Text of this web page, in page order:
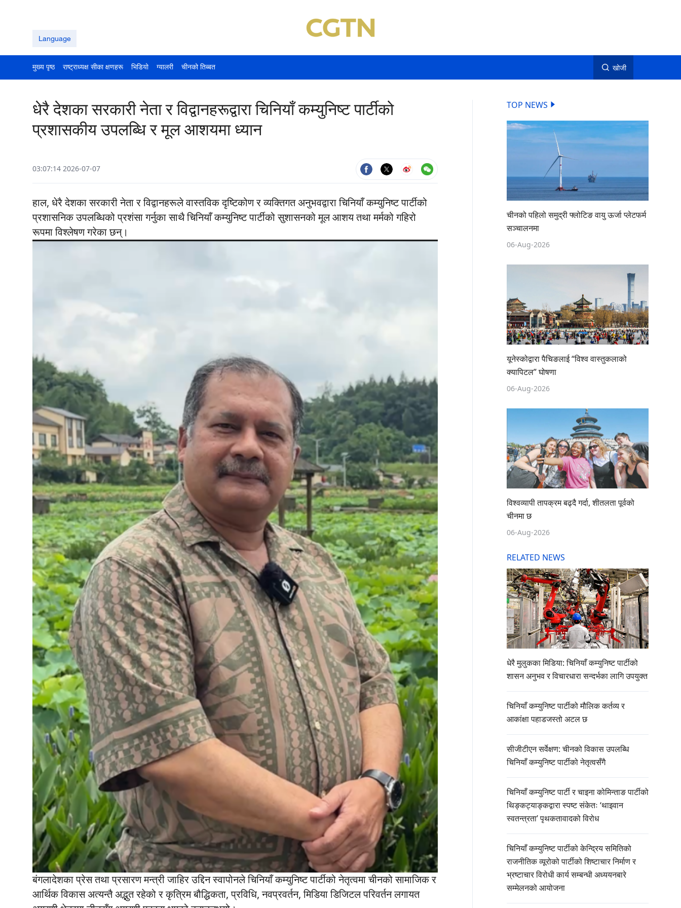
Language
मुख्य पृष्ठ राष्ट्राध्यक्ष सीका क्षणहरू भिडियो ग्यालरी चीनको तिब्बत खोजी
धेरै देशका सरकारी नेता र विद्वानहरूद्वारा चिनियाँ कम्युनिष्ट पार्टीको
प्रशासकीय उपलब्धि र मूल आशयमा ध्यान
03:07:14 2026-07-07
हाल, धेरै देशका सरकारी नेता र विद्वानहरूले वास्तविक दृष्टिकोण र व्यक्तिगत अनुभवद्वारा चिनियाँ कम्युनिष्ट पार्टीको
प्रशासनिक उपलब्धिको प्रशंसा गर्नुका साथै चिनियाँ कम्युनिष्ट पार्टीको सुशासनको मूल आशय तथा मर्मको गहिरो
रूपमा विश्लेषण गरेका छन्।
बंगलादेशका प्रेस तथा प्रसारण मन्त्री जाहिर उद्दिन स्वापोनले चिनियाँ कम्युनिष्ट पार्टीको नेतृत्वमा चीनको सामाजिक र
आर्थिक विकास अत्यन्तै अद्भुत रहेको र कृत्रिम बौद्धिकता, प्रविधि, नवप्रवर्तन, मिडिया डिजिटल परिवर्तन लगायत
TOP NEWS
चीनको पहिलो समुद्री फ्लोटिङ वायु ऊर्जा प्लेटफर्म
सञ्चालनमा
06-Aug-2026
यूनेस्कोद्वारा पैचिङलाई “विश्व वास्तुकलाको
क्यापिटल” घोषणा
06-Aug-2026
विश्वव्यापी तापक्रम बढ्दै गर्दा, शीतलता पूर्वको
चीनमा छ
06-Aug-2026
RELATED NEWS
धेरै मुलुकका मिडिया: चिनियाँ कम्युनिष्ट पार्टीको
शासन अनुभव र विचारधारा सन्दर्भका लागि उपयुक्त
चिनियाँ कम्युनिष्ट पार्टीको मौलिक कर्तव्य र
आकांक्षा पहाडजस्तो अटल छ
सीजीटीएन सर्वेक्षण: चीनको विकास उपलब्धि
चिनियाँ कम्युनिष्ट पार्टीको नेतृत्वसँगै
चिनियाँ कम्युनिष्ट पार्टी र चाइना कोमिन्ताङ पार्टीको
थिङ्कट्याङ्कद्वारा स्पष्ट संकेतः ‘थाइवान
स्वतन्त्रता’ पृथकतावादको विरोध
चिनियाँ कम्युनिष्ट पार्टीको केन्द्रिय समितिको
राजनीतिक व्यूरोको पार्टीको शिष्टाचार निर्माण र
भ्रष्टाचार विरोधी कार्य सम्बन्धी अध्ययनबारे
सम्मेलनको आयोजना